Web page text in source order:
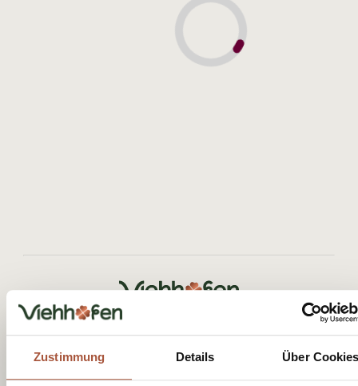
Zustimmung Details Über
Tourist Office Viehhofen
+43 6542 685 59
info@viehhofen.at